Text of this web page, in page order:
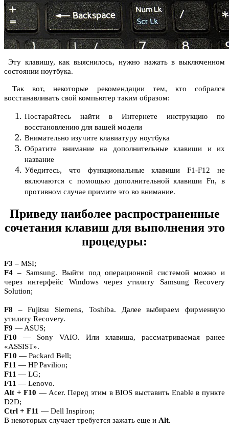
Эту клавишу, как выяснилось, нужно нажать в выключенном
состоянии ноутбука.
Так вот, некоторые рекомендации тем, кто собрался
восстанавливать свой компьютер таким образом:
Постарайтесь найти в Интернете инструкцию по
восстановлению для вашей модели
Внимательно изучите клавиатуру ноутбука
Обратите внимание на дополнительные клавиши и их
название
Убедитесь, что функциональные клавиши F1-F12 не
включаются с помощью дополнительной клавиши Fn, в
противном случае примите это во внимание.
Приведу наиболее распространенные
сочетания клавиш для выполнения это
процедуры:
F3 – MSI;
F4 – Samsung. Выйти под операционной системой можно и
через интерфейс Windows через утилиту Samsung Recovery
Solution;
F8 – Fujitsu Siemens, Toshiba. Далее выбираем фирменную
утилиту Recovery.
F9 — ASUS;
F10 — Sony VAIO. Или клавиша, рассматриваемая ранее
«ASSIST».
F10 — Packard Bell;
F11 — HP Pavilion;
F11 — LG;
F11 — Lenovo.
Alt + F10 — Acer. Перед этим в BIOS выставить Enable в пункте
D2D;
Ctrl + F11 — Dell Inspiron;
В некоторых случает требуется зажать еще и Alt.